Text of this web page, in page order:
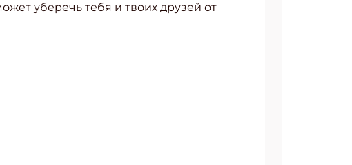
уберечь тебя и твоих друзей от